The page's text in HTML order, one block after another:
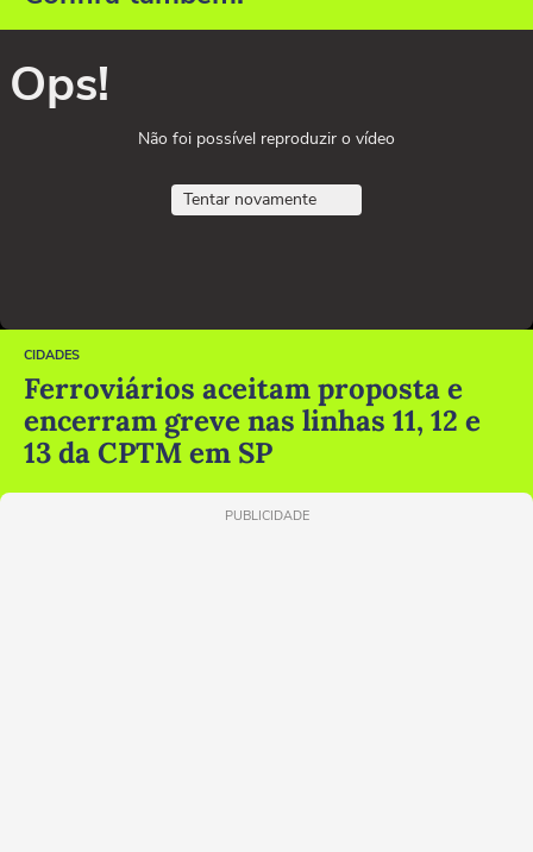
Ops!
Não foi possível reproduzir o vídeo
Tentar novamente
CIDADES
Ferroviários aceitam proposta e
encerram greve nas linhas 11, 12 e
13 da CPTM em SP
PUBLICIDADE